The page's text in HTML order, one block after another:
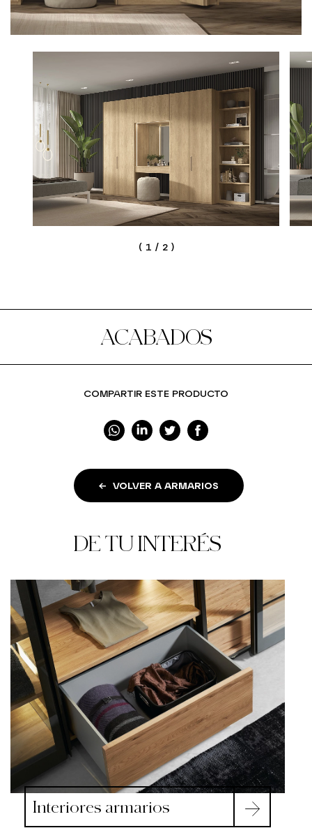
( 1 / 2 )
ACABADOS
COMPARTIR ESTE PRODUCTO
VOLVER A ARMARIOS
DE TU INTERÉS
Interiores armarios